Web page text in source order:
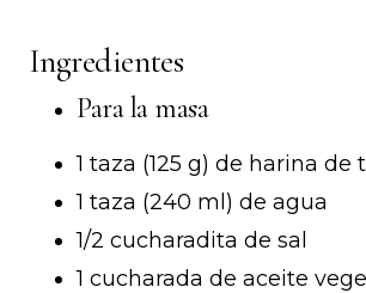
Ingredientes
Para la masa
1 taza (125 g) de harina de
1 taza (240 ml) de agua
1/2 cucharadita de sal
1 cucharada de aceite